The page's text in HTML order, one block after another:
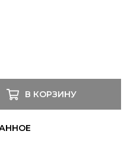
В КОРЗИНУ